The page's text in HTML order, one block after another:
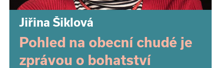
Jiřina Šiklová
Pohled na obecní chudé je
zprávou o bohatství